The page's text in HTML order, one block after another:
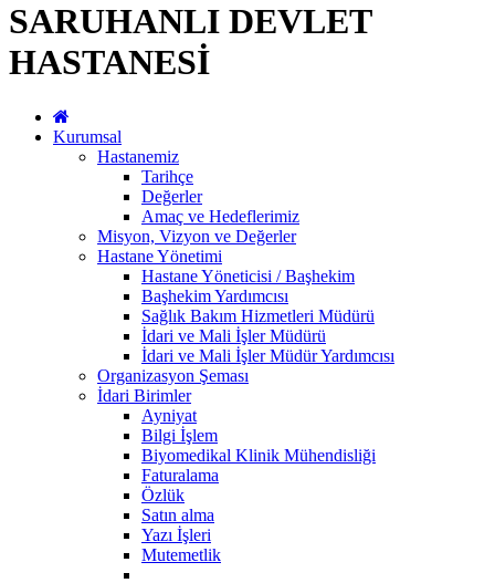
SARUHANLI DEVLET
HASTANESİ
Kurumsal
Hastanemiz
Tarihçe
Değerler
Amaç ve Hedeflerimiz
Misyon, Vizyon ve Değerler
Hastane Yönetimi
Hastane Yöneticisi / Başhekim
Başhekim Yardımcısı
Sağlık Bakım Hizmetleri Müdürü
İdari ve Mali İşler Müdürü
İdari ve Mali İşler Müdür Yardımcısı
Organizasyon Şeması
İdari Birimler
Ayniyat
Bilgi İşlem
Biyomedikal Klinik Mühendisliği
Faturalama
Özlük
Satın alma
Yazı İşleri
Mutemetlik